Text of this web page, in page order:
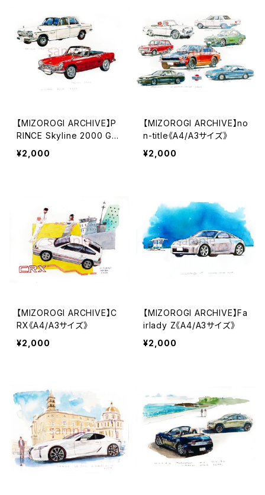
【MIZOROGI ARCHIVE】P
RINCE Skyline 2000 GT
Honda S600《A4/A3サイ
ズ》
¥2,000
【MIZOROGI ARCHIVE】no
n-title《A4/A3サイズ》
¥2,000
【MIZOROGI ARCHIVE】C
RX《A4/A3サイズ》
¥2,000
【MIZOROGI ARCHIVE】Fa
irlady Z《A4/A3サイズ》
¥2,000